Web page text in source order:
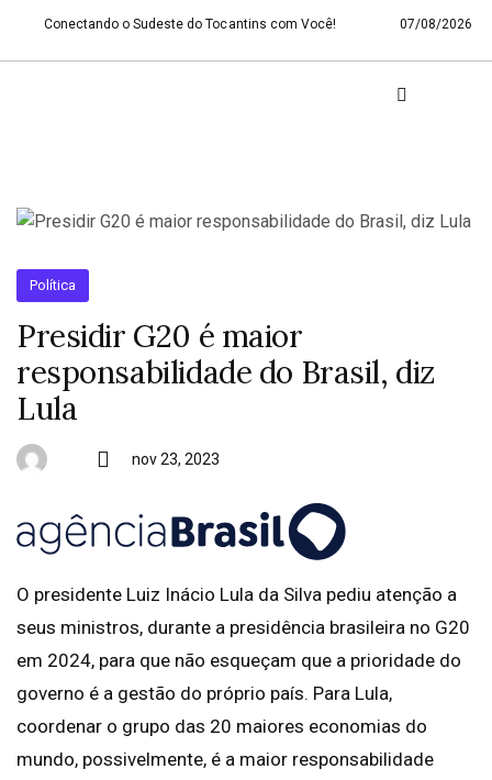
Conectando o Sudeste do Tocantins com Você! 07/08/2026
Política
Presidir G20 é maior
responsabilidade do Brasil, diz
Lula
nov 23, 2023
O presidente Luiz Inácio Lula da Silva pediu atenção a
seus ministros, durante a presidência brasileira no G20
em 2024, para que não esqueçam que a prioridade do
governo é a gestão do próprio país. Para Lula,
coordenar o grupo das 20 maiores economias do
mundo, possivelmente, é a maior responsabilidade